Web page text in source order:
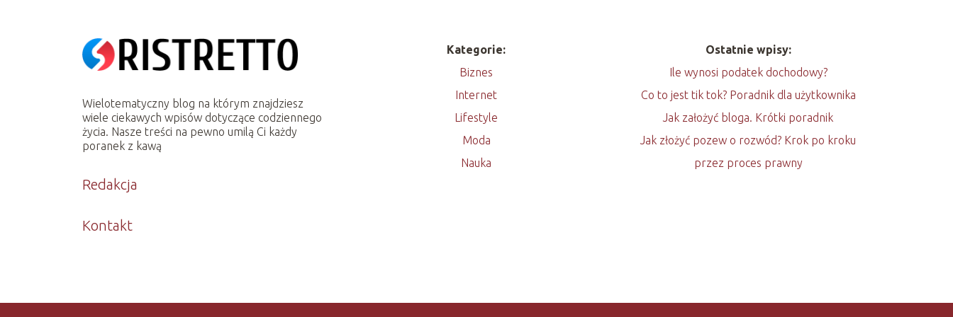
Wielotematyczny blog na którym znajdziesz
wiele ciekawych wpisów dotyczące codziennego
życia. Nasze treści na pewno umilą Ci każdy
poranek z kawą
Redakcja
Kontakt
Kategorie:
Biznes
Internet
Lifestyle
Moda
Nauka
Ostatnie wpisy:
Ile wynosi podatek dochodowy?
Co to jest tik tok? Poradnik dla użytkownika
Jak założyć bloga. Krótki poradnik
Jak złożyć pozew o rozwód? Krok po kroku
przez proces prawny